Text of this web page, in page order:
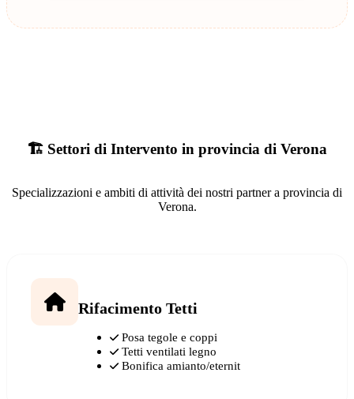
🏗️ Settori di Intervento in provincia di Verona
Specializzazioni e ambiti di attività dei nostri partner a provincia di
Verona.
Rifacimento Tetti
Posa tegole e coppi
Tetti ventilati legno
Bonifica amianto/eternit